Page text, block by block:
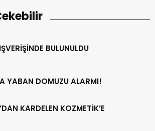
BULUNULDU
YABAN DOMUZU ALARMI!
KARDELEN KOZMETİK’E